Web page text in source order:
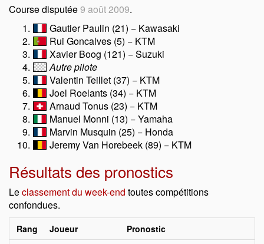
Course disputée9 août 2009.
Gautier Paulin (21) − Kawasaki
Rui Goncalves (5) − KTM
Xavier Boog (121) − Suzuki
Autre pilote
Valentin Teillet (37) − KTM
Joel Roelants (34) − KTM
Arnaud Tonus (23) − KTM
Manuel Monni (13) − Yamaha
Marvin Musquin (25) − Honda
Jeremy Van Horebeek (89) − KTM
Résultats des pronostics
Leclassement du week-end toutes compétitions
confondues.
Rang Joueur Pronostic